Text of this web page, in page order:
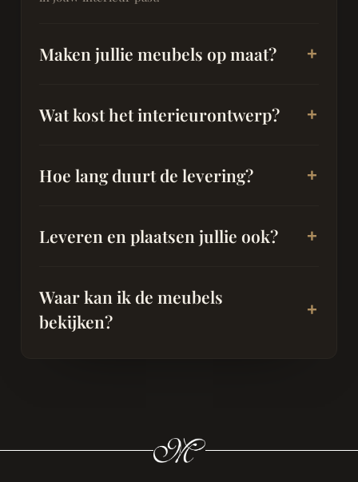
Maken jullie meubels op maat?
Wat kost het interieurontwerp?
Hoe lang duurt de levering?
Leveren en plaatsen jullie ook?
Waar kan ik de meubels
bekijken?